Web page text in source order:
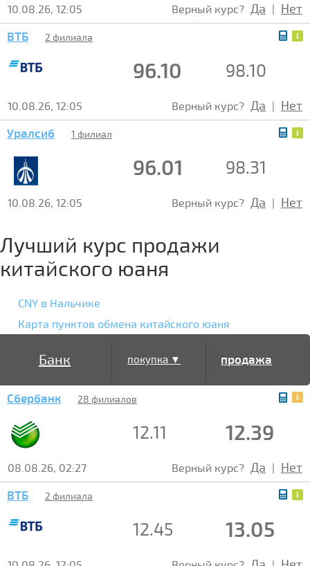
10.08.26, 12:05 Верный курс? Да | Нет
ВТБ 2 филиала
96.10 98.10
10.08.26, 12:05 Верный курс? Да | Нет
Уралсиб 1 филиал
96.01 98.31
10.08.26, 12:05 Верный курс? Да | Нет
Лучший курс продажи
китайского юаня
CNY в Нальчике
Карта пунктов обмена китайского юаня
Банк покупка ▼ продажа
Сбербанк 28 филиалов
12.11 12.39
08.08.26, 02:27 Верный курс? Да | Нет
ВТБ 2 филиала
12.45 13.05